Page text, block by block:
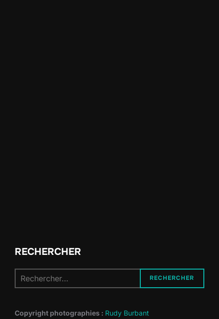
RECHERCHER
pour :
RECHERCHER
Copyright photographies : Rudy Burbant